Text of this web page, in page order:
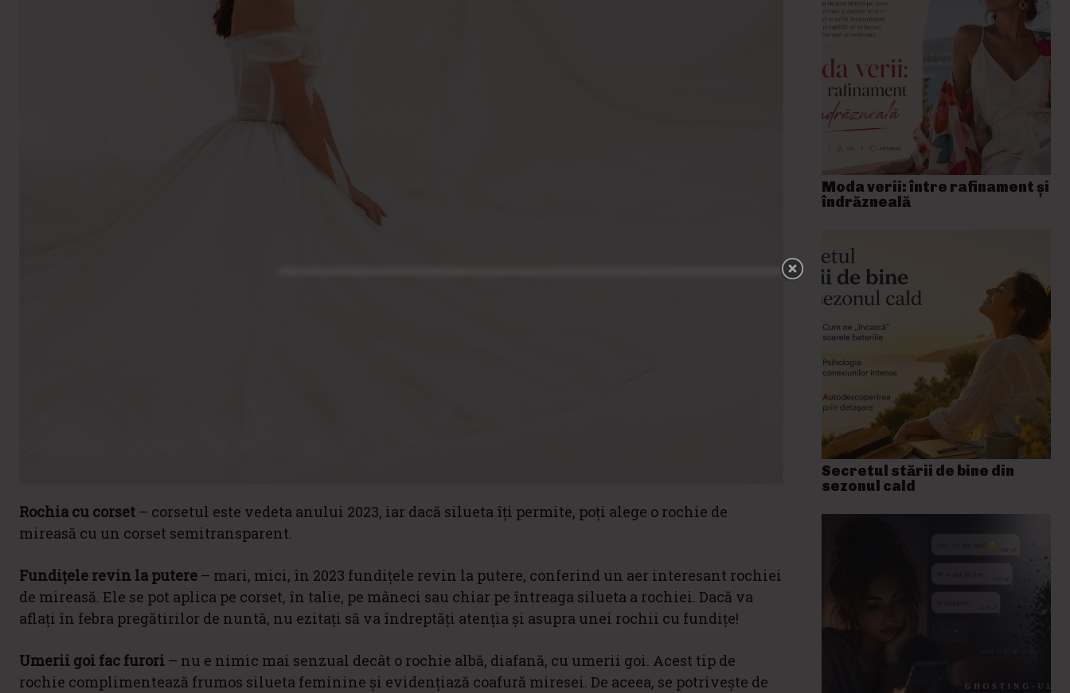
Rochia cu corset – corsetul este vedeta anului 2023, iar dacă silueta îți permite, poți alege o rochie de
mireasă cu un corset semitransparent.
Fundițele revin la putere – mari, mici, în 2023 fundițele revin la putere, conferind un aer interesant rochiei
de mireasă. Ele se pot aplica pe corset, în talie, pe mâneci sau chiar pe întreaga silueta a rochiei. Dacă va
aflați în febra pregătirilor de nuntă, nu ezitați să va îndreptăți atenția și asupra unei rochii cu fundițe!
Umerii goi fac furori – nu e nimic mai senzual decât o rochie albă, diafană, cu umerii goi. Acest tip de
rochie complimentează frumos silueta feminine și evidențiază coafură miresei. De aceea, se potrivește de
Moda verii: între rafinament și
îndrăzneală
Secretul stării de bine din
sezonul cald